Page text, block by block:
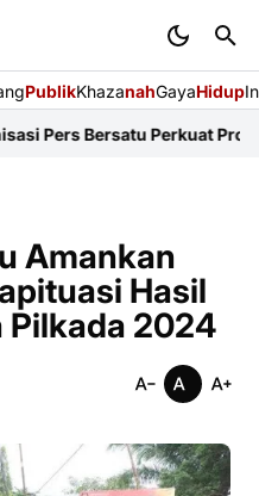
PublikKhazanahGayaHidup
Bersatu Perkuat
Amankan
Hasil
Pilkada 2024